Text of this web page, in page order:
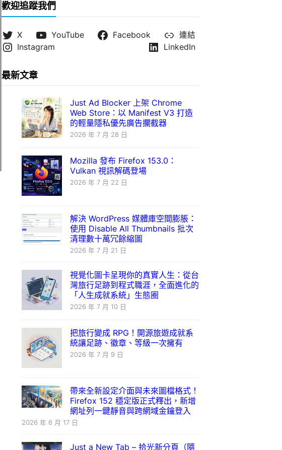
歡迎追蹤我們
X YouTube Facebook
連結
Instagram
LinkedIn
最新文章
Just Ad Blocker 上架 Chrome
Web Store：以 Manifest V3 打造
的輕量隱私優先廣告攔截器
2026 年 7 月 28 日
Mozilla 發布 Firefox 153.0：
Vulkan 視訊解碼登場
2026 年 7 月 22 日
解決 WordPress 媒體庫空間膨脹：
使用 Disable All Thumbnails 批次
清理數十萬冗餘縮圖
2026 年 7 月 21 日
視覺化圖卡呈現你的真實人生：從台
灣旅行足跡到程式職涯，全面進化的
「人生成就系統」生態圈
2026 年 7 月 10 日
把旅行變成 RPG！開源旅遊成就系
統讓足跡、徽章、等級一次擁有
2026 年 7 月 9 日
帶來全新設定介面與未來圖檔格式！
Firefox 152 穩定版正式釋出，新增
網址列一鍵靜音與跨網域金鑰登入
2026 年 6 月 17 日
Just a New Tab – 拾光新分頁（隨